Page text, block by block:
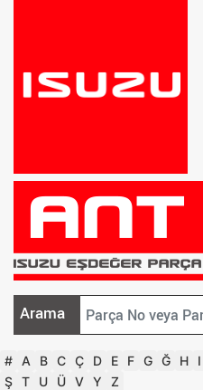
Arama
# A B C Ç D E F G Ğ H I
Ş T U Ü V Y Z